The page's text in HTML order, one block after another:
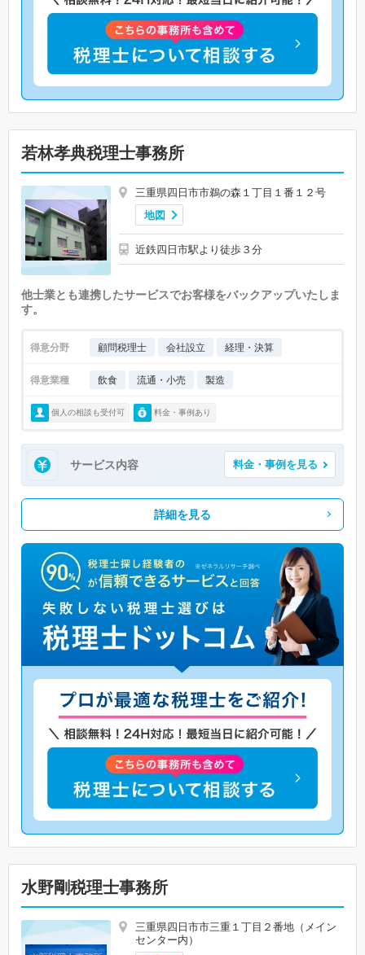
若林孝典税理士事務所
三重県四日市市鵜の森１丁目１番１２号
地図
近鉄四日市駅より徒歩３分
他士業とも連携したサービスでお客様をバックアップいたしま
す。
得意分野 顧問税理士 会社設立 経理・決算
得意業種 飲食 流通・小売 製造
個人の相談も受付可 料金・事例あり
サービス内容 料金・事例を見る
詳細を見る
水野剛税理士事務所
三重県四日市市三重１丁目２番地（メイン
センター内）